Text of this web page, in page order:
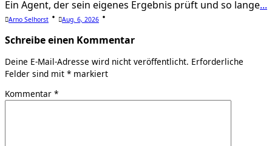
Ein Agent, der sein eigenes Ergebnis prüft und so lange...
Arno Selhorst Aug. 6, 2026
Schreibe einen Kommentar
Deine E-Mail-Adresse wird nicht veröffentlicht. Erforderliche
Felder sind mit * markiert
Kommentar *